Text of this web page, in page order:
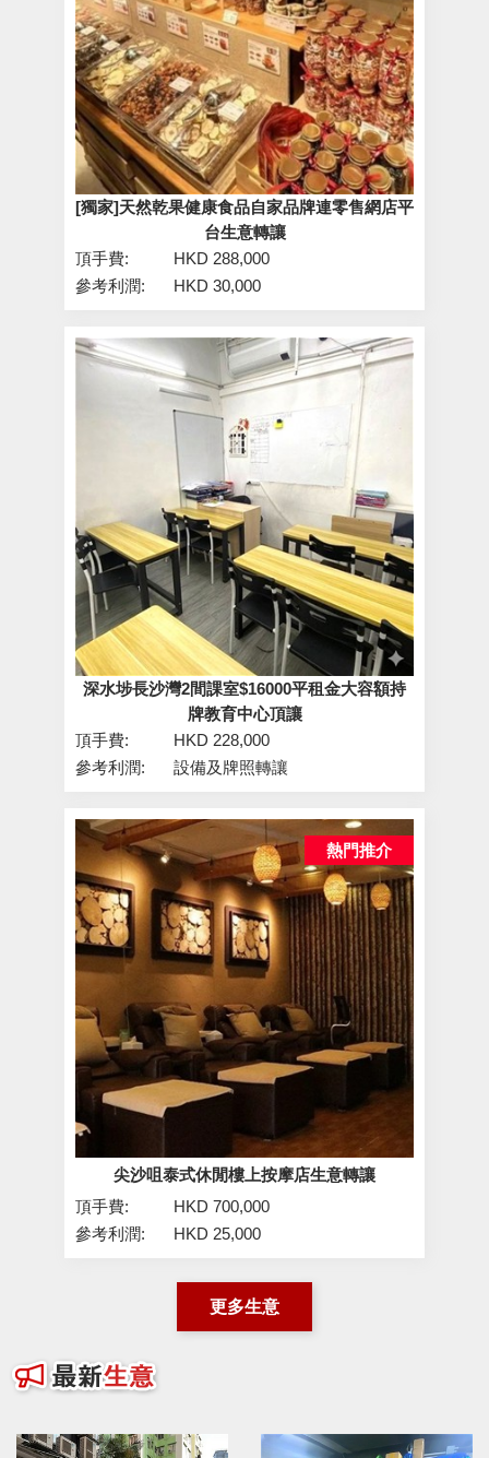
[獨家]天然乾果健康食品自家品牌連零售網店平
台生意轉讓
頂手費:
HKD 288,000
參考利潤:
HKD 30,000
深水埗長沙灣2間課室$16000平租金大容額持
牌教育中心頂讓
頂手費:
HKD 228,000
參考利潤:
設備及牌照轉讓
熱門推介
尖沙咀泰式休閒樓上按摩店生意轉讓
頂手費:
HKD 700,000
參考利潤:
HKD 25,000
更多生意